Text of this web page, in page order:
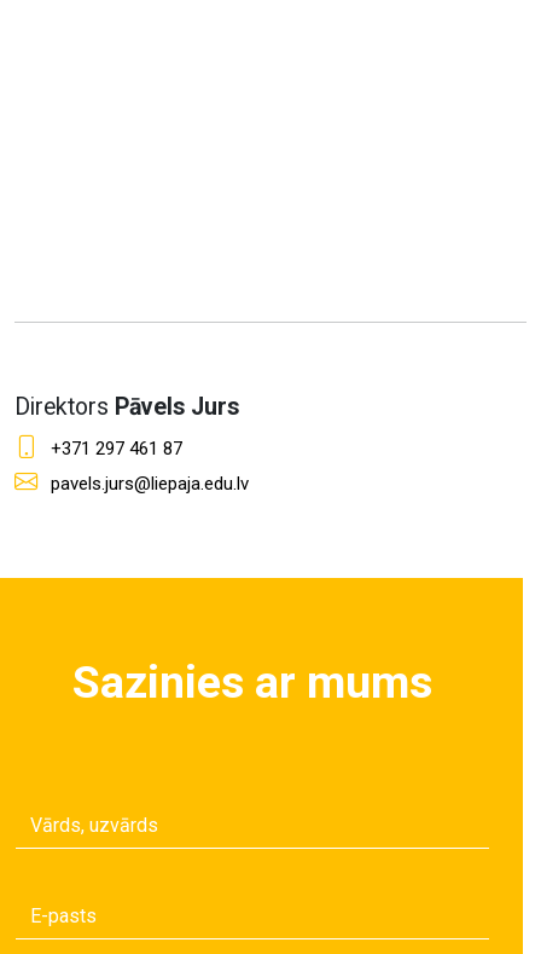
Direktors Pāvels Jurs
+371 297 461 87
pavels.jurs@liepaja.edu.lv
Sazinies ar mums